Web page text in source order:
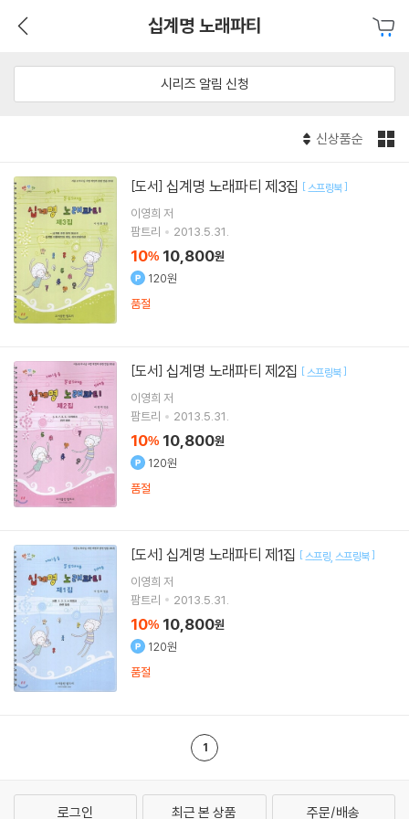
십계명 노래파티
시리즈 알림 신청
신상품순
[도서] 십계명 노래파티 제3집 [스프링북]
이영희 저
팜트리
2013.5.31.
10% 10,800원
120원
품절
[도서] 십계명 노래파티 제2집 [스프링북]
이영희 저
팜트리
2013.5.31.
10% 10,800원
120원
품절
[도서] 십계명 노래파티 제1집 [ 스프링 스프링북]
이영희 저
팜트리
2013.5.31.
10% 10,800원
120원
품절
1
로그인 최근 본 상품 주문/배송